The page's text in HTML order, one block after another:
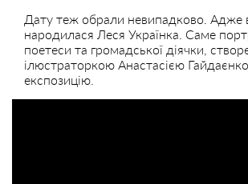
Дату теж обрали невипадково. Адже
народилася Леся Українка. Саме
поетеси та громадської діячки,
ілюстраторкою Анастасією
експозицію.